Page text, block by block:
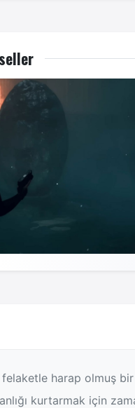
harap olmuş bir
kurtarmak için